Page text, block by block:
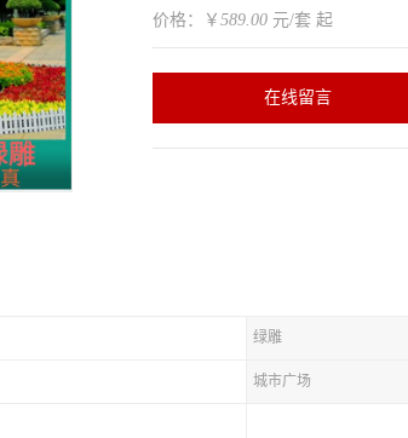
价格：￥ 589.00 元/套 起
在线留言
绿雕
城市广场